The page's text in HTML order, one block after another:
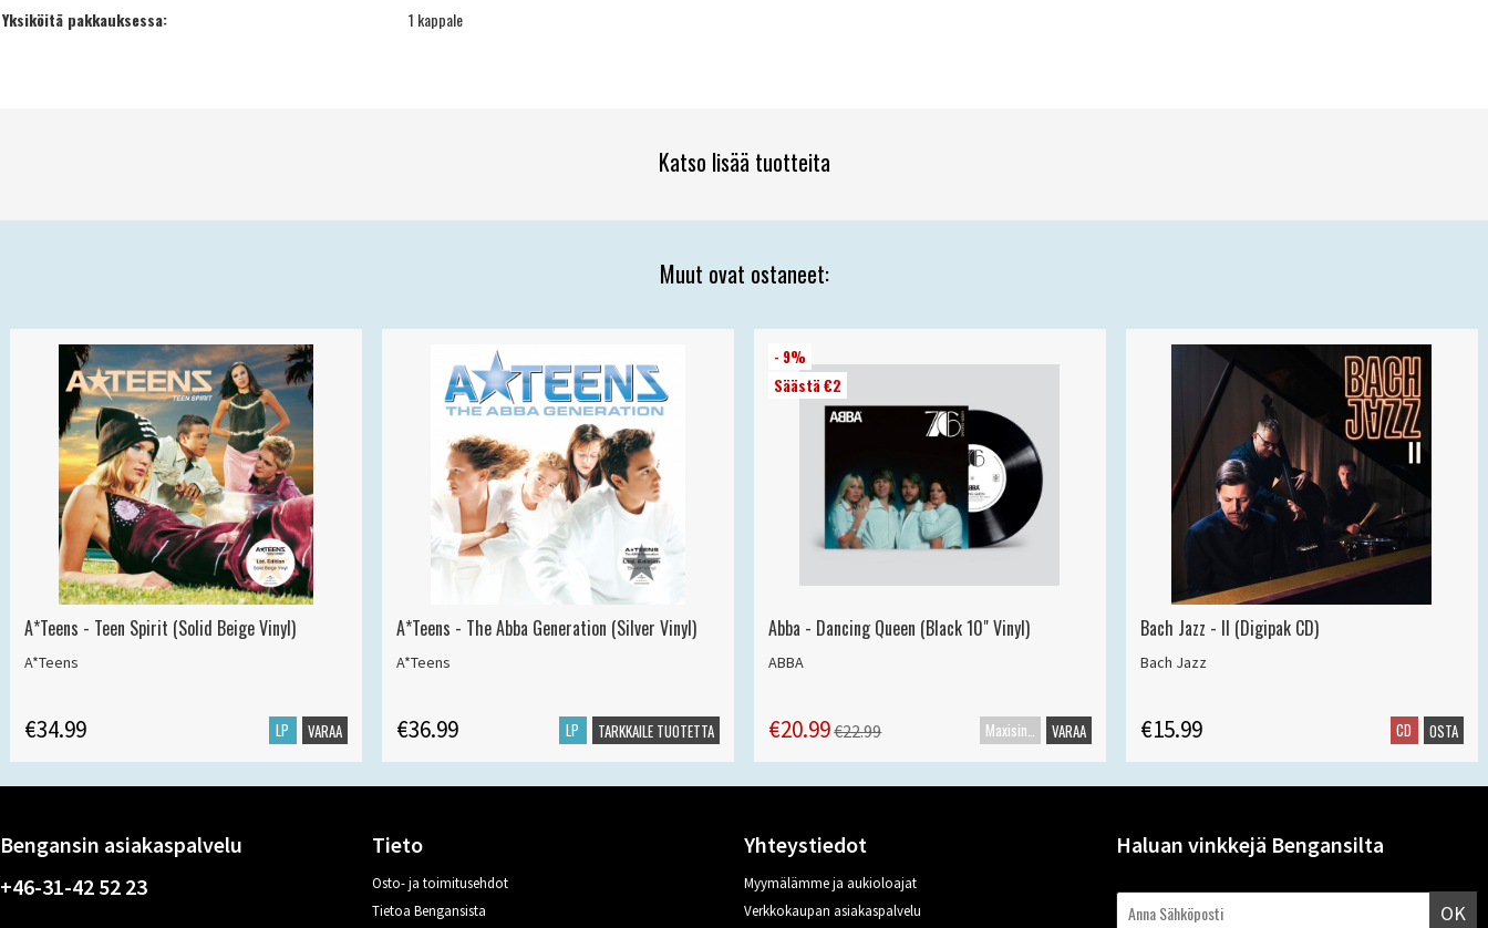
Yksiköitä pakkauksessa:
1 kappale
Katso lisää tuotteita
Muut ovat ostaneet:
A*Teens - Teen Spirit (Solid Beige Vinyl)
A*Teens
€34.99 LP VARAA
A*Teens - The Abba Generation (Silver Vinyl)
A*Teens
€36.99 LP TARKKAILE TUOTETTA
- 9%
Säästä €2
Abba - Dancing Queen (Black 10" Vinyl)
ABBA
€20.99€22.99 Maxisingle VARAA
Bach Jazz - II (Digipak CD)
Bach Jazz
€15.99 CD OSTA
Bengansin asiakaspalvelu
+46-31-42 52 23
Tieto
Osto- ja toimitusehdot
Tietoa Bengansista
Yhteystiedot
Myymälämme ja aukioloajat
Verkkokaupan asiakaspalvelu
Haluan vinkkejä Bengansilta
OK